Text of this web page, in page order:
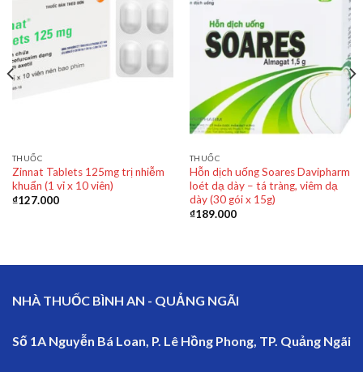
THUỐC
Zinnat Tablets 125mg trị nhiễm
khuẩn (1 vỉ x 10 viên)
₫127.000
THUỐC
Hỗn dịch uống Soares Davipharm
loét dạ dày – tá tràng, viêm dạ
dày (30 gói x 15g)
₫189.000
NHÀ THUỐC BÌNH AN - QUẢNG NGÃI
Số 1A Nguyễn Bá Loan, P. Lê Hồng Phong, TP. Quảng Ngãi